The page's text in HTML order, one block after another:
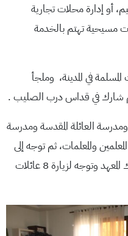
أو إدارة محلات تجارية
مسيحية تهتم بالخدمة
في المدينة، وملجأ
ثم شارك في قداس درب الصليب .
ومدرسة العائلة المقدسة ومدرسة
والمعلمات، ثم توجه إلى
معهد توما الإكويني التعليمي حيث بارك المعهد وتوجه لزيارة 8 عائلات